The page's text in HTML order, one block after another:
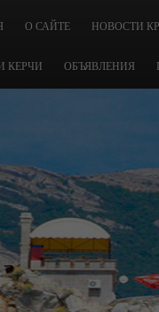
О САЙТЕ НОВОСТИ
КЕРЧИ ОБЪЯВЛЕНИЯ